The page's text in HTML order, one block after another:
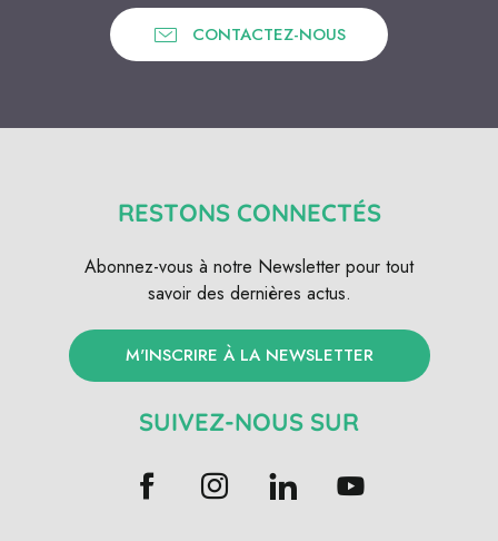
CONTACTEZ-NOUS
RESTONS CONNECTÉS
Abonnez-vous à notre Newsletter pour tout
savoir des dernières actus.
M'INSCRIRE À LA NEWSLETTER
SUIVEZ-NOUS SUR